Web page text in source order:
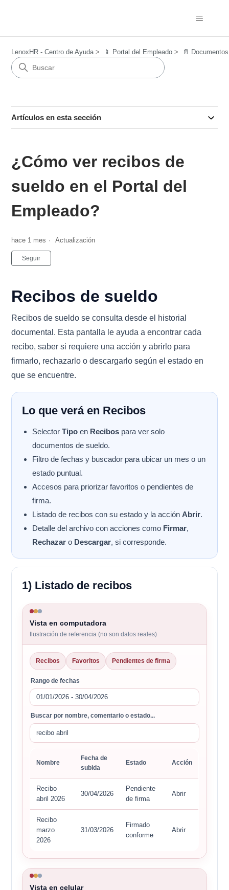
LenoxHR - Centro de Ayuda 📱 Portal del Empleado 📄
Artículos en esta sección
¿Cómo ver recibos de
sueldo en el Portal del
Empleado?
hace 1 mes Actualización
Seguir
Recibos de sueldo
Recibos de sueldo se consulta desde el historial
documental. Esta pantalla le ayuda a encontrar cada
recibo, saber si requiere una acción y abrirlo para
firmarlo, rechazarlo o descargarlo según el estado en
que se encuentre.
Lo que verá en Recibos
SelectorTipo en Recibos para ver solo
documentos de sueldo.
Filtro de fechas y buscador para ubicar un mes o un
estado puntual.
Accesos para priorizar favoritos o pendientes de
firma.
Listado de recibos con su estado y la acciónAbrir.
Detalle del archivo con acciones como Firmar,
Rechazar o Descargar, si corresponde.
1) Listado de recibos
Vista en computadora
Ilustración de referencia (no son datos reales)
Recibos Favoritos Pendientes de firma
Rango de fechas
01/01/2026 - 30/04/2026
Buscar por nombre, comentario o estado...
recibo abril
Nombre
Fecha de
subida
Estado Acción
Recibo
abril 2026
30/04/2026
Pendiente
de firma
Abrir
Recibo
marzo
2026
31/03/2026
Firmado
conforme
Abrir
Vista en celular